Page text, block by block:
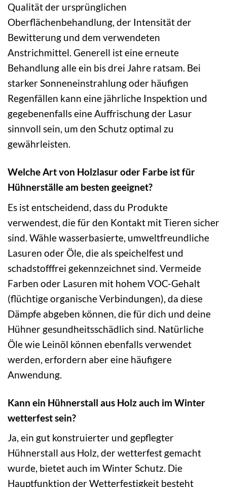
Qualität der ursprünglichen
Oberflächenbehandlung, der Intensität der
Bewitterung und dem verwendeten
Anstrichmittel. Generell ist eine erneute
Behandlung alle ein bis drei Jahre ratsam. Bei
starker Sonneneinstrahlung oder häufigen
Regenfällen kann eine jährliche Inspektion und
gegebenenfalls eine Auffrischung der Lasur
sinnvoll sein, um den Schutz optimal zu
gewährleisten.
Welche Art von Holzlasur oder Farbe ist für
Hühnerställe am besten geeignet?
Es ist entscheidend, dass du Produkte
verwendest, die für den Kontakt mit Tieren sicher
sind. Wähle wasserbasierte, umweltfreundliche
Lasuren oder Öle, die als speichelfest und
schadstofffrei gekennzeichnet sind. Vermeide
Farben oder Lasuren mit hohem VOC-Gehalt
(flüchtige organische Verbindungen), da diese
Dämpfe abgeben können, die für dich und deine
Hühner gesundheitsschädlich sind. Natürliche
Öle wie Leinöl können ebenfalls verwendet
werden, erfordern aber eine häufigere
Anwendung.
Kann ein Hühnerstall aus Holz auch im Winter
wetterfest sein?
Ja, ein gut konstruierter und gepflegter
Hühnerstall aus Holz, der wetterfest gemacht
wurde, bietet auch im Winter Schutz. Die
Hauptfunktion der Wetterfestigkeit besteht